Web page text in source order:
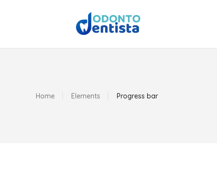
Home Elements Progress bar